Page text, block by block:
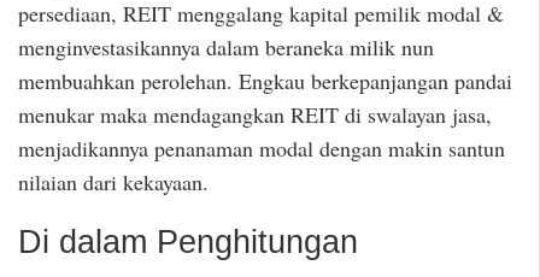
persediaan, REIT menggalang kapital pemilik modal &
menginvestasikannya dalam beraneka milik nun
membuahkan perolehan. Engkau berkepanjangan pandai
menukar maka mendagangkan REIT di swalayan jasa,
menjadikannya penanaman modal dengan makin santun
nilaian dari kekayaan.
Di dalam Penghitungan